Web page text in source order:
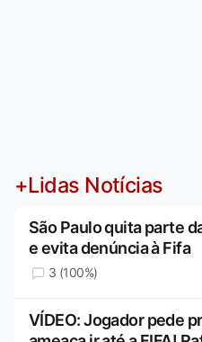
+Lidas Notícias
São Paulo quita parte
e evita denúncia à Fifa
3 (100%)
VÍDEO: Jogador pede